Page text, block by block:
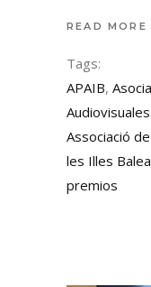
READ MORE
Tags:
APAIB,
Associació
les Illes
premios